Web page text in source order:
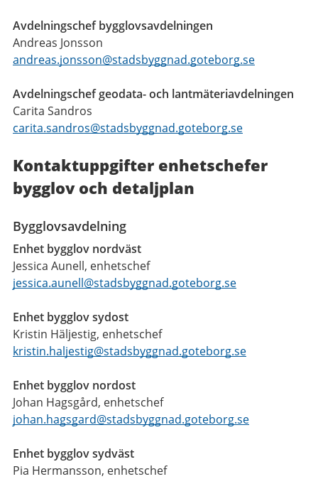
Avdelningschef bygglovsavdelningen
Andreas Jonsson
andreas.jonsson@stadsbyggnad.goteborg.se
Avdelningschef geodata- och lantmäteriavdelningen
Carita Sandros
carita.sandros@stadsbyggnad.goteborg.se
Kontaktuppgifter enhetschefer
bygglov och detaljplan
Bygglovsavdelning
Enhet bygglov nordväst
Jessica Aunell, enhetschef
jessica.aunell@stadsbyggnad.goteborg.se
Enhet bygglov sydost
Kristin Häljestig, enhetschef
kristin.haljestig@stadsbyggnad.goteborg.se
Enhet bygglov nordost
Johan Hagsgård, enhetschef
johan.hagsgard@stadsbyggnad.goteborg.se
Enhet bygglov sydväst
Pia Hermansson, enhetschef